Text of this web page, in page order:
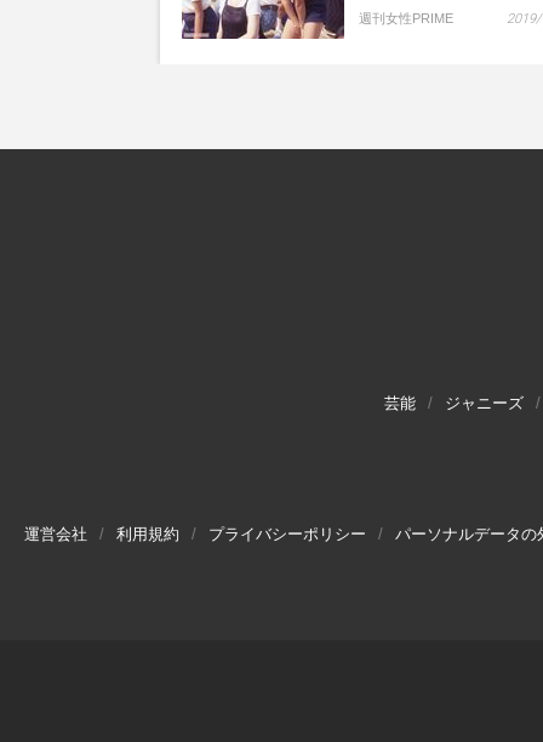
週刊女性PRIME
芸能 ジャニーズ
運営会社 利用規約 プライバシーポリシー パーソナルデータの